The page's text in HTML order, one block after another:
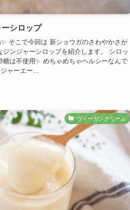
シロップ
そこで今回は 新ショウガのさわやかさが
ジンジャーシロップを紹介します。 シロッ
糖は不使用✨ めちゃめちゃヘルシーなんで
ャーエー...
ヴィーガンクリーム